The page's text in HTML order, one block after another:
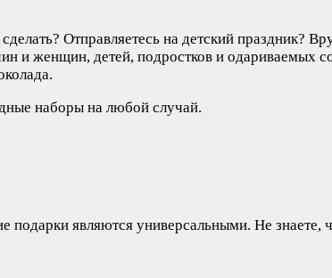
Отправляетесь на детский праздник?
и женщин, детей, подростков и одариваемых
наборы на любой случай.
подарки являются универсальными. Не